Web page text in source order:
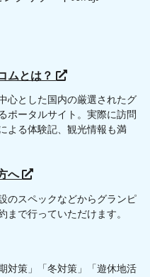
ムとは？
心とした国内の厳選されたグ
ポータルサイト。実際に訪問
よる体験記、観光情報も満
へ
のスペックなどからグランピ
まで行っていただけます。
対策」「冬対策」「遊休地活